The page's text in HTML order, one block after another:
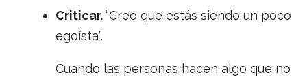
Criticar.“Creo que estás siendo un poco
egoísta”.
Cuando las personas hacen algo que no